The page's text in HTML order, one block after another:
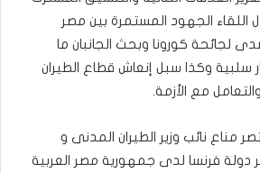
اللقاء الجهود المستمرة بين مصر
لجائحة كورونا وبحث الجانبان ما
سلبية وكذا سبل إنعاش قطاع الطيران
مع الأزمة.
مناع نائب وزير الطيران المدنى و
دولة فرنسا لدى جمهورية مصر العربية